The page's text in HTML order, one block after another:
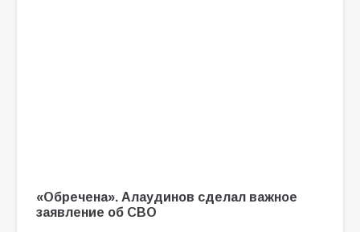
«Обречена». Алаудинов сделал важное
заявление об СВО